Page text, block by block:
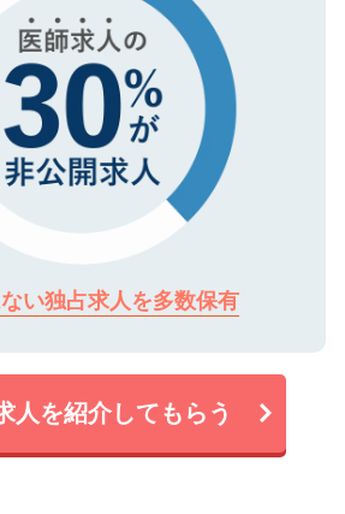
い独占求人を多数保有
人を紹介してもらう